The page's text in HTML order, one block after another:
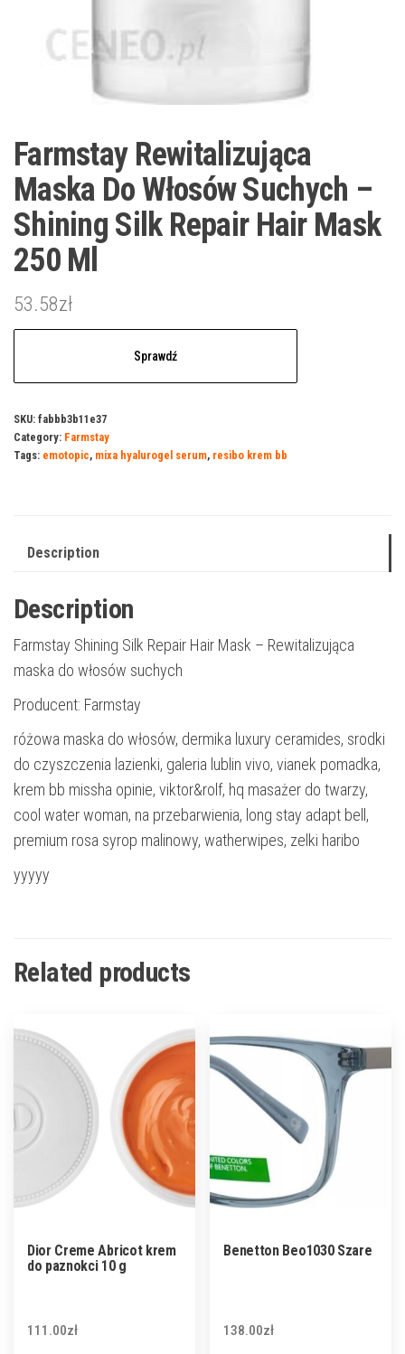
Farmstay Rewitalizująca
Maska Do Włosów Suchych –
Shining Silk Repair Hair Mask
250 Ml
53.58zł
Sprawdź
SKU: fabbb3b11e37
Category: Farmstay
Tags: emotopic, mixa hyalurogel serum, resibo krem bb
Description
Description
Farmstay Shining Silk Repair Hair Mask – Rewitalizująca
maska do włosów suchych
Producent: Farmstay
różowa maska do włosów, dermika luxury ceramides, srodki
do czyszczenia lazienki, galeria lublin vivo, vianek pomadka,
krem bb missha opinie, viktor&rolf, hq masażer do twarzy,
cool water woman, na przebarwienia, long stay adapt bell,
premium rosa syrop malinowy, watherwipes, zelki haribo
yyyyy
Related products
Dior Creme Abricot krem
do paznokci 10 g
111.00zł
Benetton Beo1030 Szare
138.00zł